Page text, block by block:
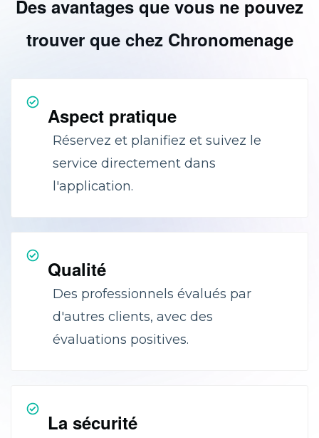
Des avantages que vous ne pouvez
trouver que chez Chronomenage
Aspect pratique
Réservez et planifiez et suivez le
service directement dans
l'application.
Qualité
Des professionnels évalués par
d'autres clients, avec des
évaluations positives.
La sécurité